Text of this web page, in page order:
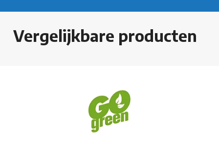
Vergelijkbare producten